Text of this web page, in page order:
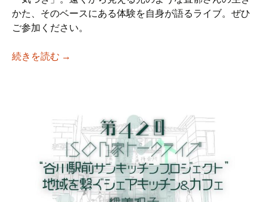
かた、そのベースにある体験を自身が語るライブ。ぜひ
ご参加ください。
続きを読む 【iso乃家トークライブVol.43】「好きなこと
→